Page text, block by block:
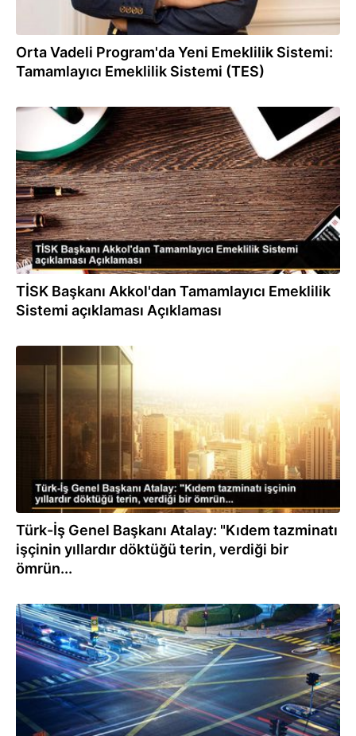
Orta Vadeli Program'da Yeni Emeklilik Sistemi:
Tamamlayıcı Emeklilik Sistemi (TES)
19.06.2020
TİSK Başkanı Akkol'dan Tamamlayıcı Emeklilik
Sistemi açıklaması Açıklaması
18.06.2020
Türk-İş Genel Başkanı Atalay: "Kıdem tazminatı
işçinin yıllardır döktüğü terin, verdiği bir
ömrün...
17.06.2020